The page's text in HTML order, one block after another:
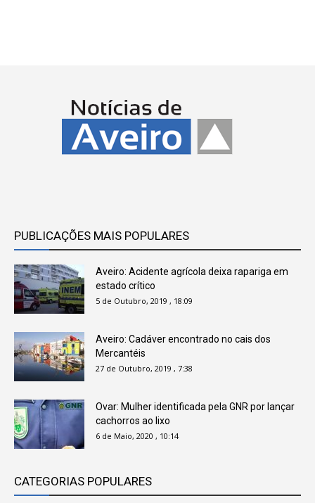
PUBLICAÇÕES MAIS POPULARES
Aveiro: Acidente agrícola deixa rapariga em
estado crítico
5 de Outubro, 2019 , 18:09
Aveiro: Cadáver encontrado no cais dos
Mercantéis
27 de Outubro, 2019 , 7:38
Ovar: Mulher identificada pela GNR por lançar
cachorros ao lixo
6 de Maio, 2020 , 10:14
CATEGORIAS POPULARES